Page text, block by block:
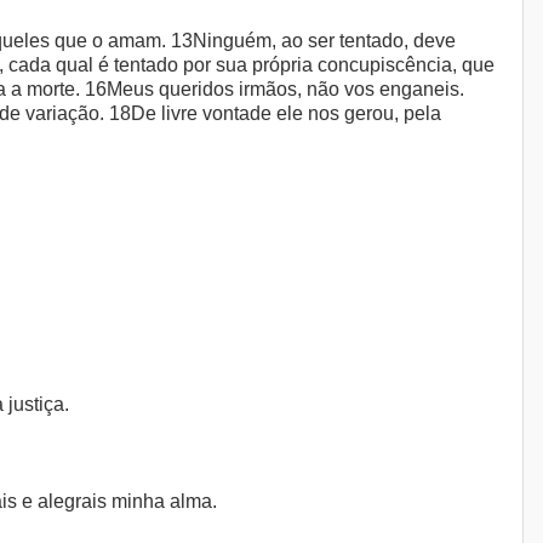
que o amam. 13Ninguém, ao ser tentado, deve
qual é tentado por sua própria concupiscência, que
morte. 16Meus queridos irmãos, não vos enganeis.
variação. 18De livre vontade ele nos gerou, pela
justiça.
e alegrais minha alma.